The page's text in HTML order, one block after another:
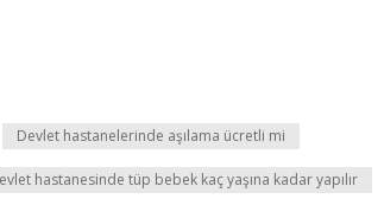
Devlet hastanelerinde aşılama ücretli mi
hastanesinde tüp bebek kaç yaşına kadar yapılır